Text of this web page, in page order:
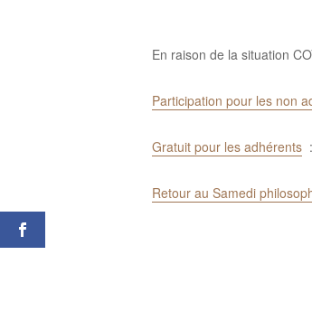
En raison de la situation
Participation pour les non
Gratuit pour les adhérents
Retour au Samedi